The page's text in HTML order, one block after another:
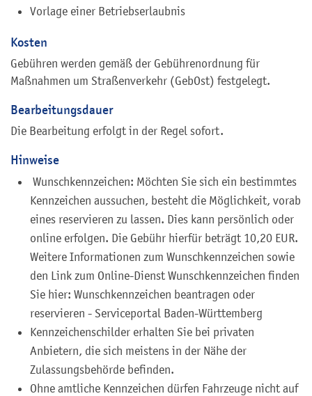
Vorlage einer Betriebserlaubnis
Kosten
Gebühren werden gemäß der Gebührenordnung für
Maßnahmen um Straßenverkehr (GebOst) festgelegt.
Bearbeitungsdauer
Die Bearbeitung erfolgt in der Regel sofort.
Hinweise
Wunschkennzeichen: Möchten Sie sich ein bestimmtes
Kennzeichen aussuchen, besteht die Möglichkeit, vorab
eines reservieren zu lassen. Dies kann persönlich oder
online erfolgen. Die Gebühr hierfür beträgt 10,20 EUR.
Weitere Informationen zum Wunschkennzeichen sowie
den Link zum Online-Dienst Wunschkennzeichen finden
Sie hier: Wunschkennzeichen beantragen oder
reservieren - Serviceportal Baden-Württemberg
Kennzeichenschilder erhalten Sie bei privaten
Anbietern, die sich meistens in der Nähe der
Zulassungsbehörde befinden.
Ohne amtliche Kennzeichen dürfen Fahrzeuge nicht auf